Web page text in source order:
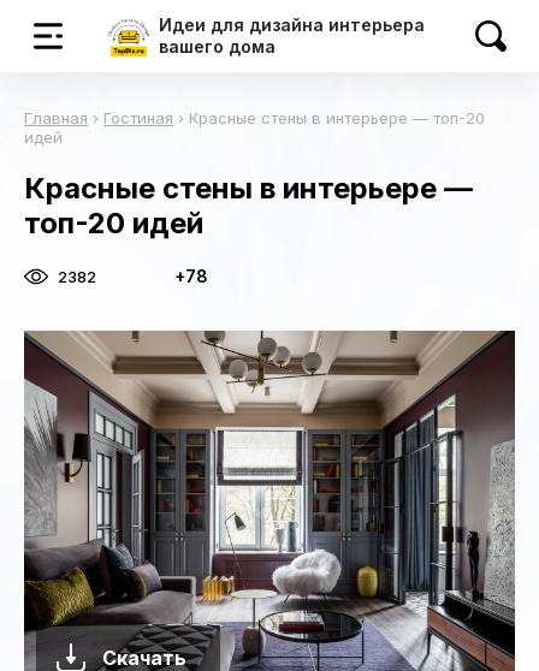
Идеи для дизайна интерьера
вашего дома
Главная › Гостиная › Красные стены в интерьере — топ-20
идей
Красные стены в интерьере —
топ-20 идей
2382 +78
Скачать